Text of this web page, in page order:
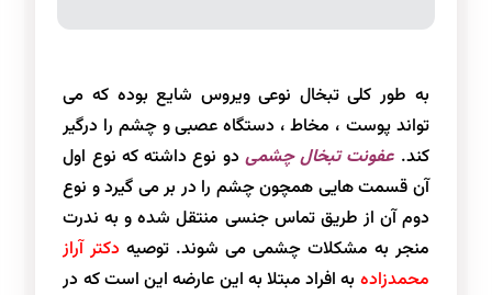
به طور کلی تبخال نوعی ویروس شایع بوده که می
تواند پوست ، مخاط ، دستگاه عصبی و چشم را درگیر
کند. عفونت تبخال چشمی دو نوع داشته که نوع اول
آن قسمت هایی همچون چشم را در بر می گیرد و نوع
دوم آن از طریق تماس جنسی منتقل شده و به ندرت
منجر به مشکلات چشمی می شوند. توصیه دکتر آراز
محمدزاده به افراد مبتلا به این عارضه این است که در